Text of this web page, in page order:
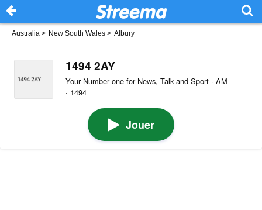
Australia > New South Wales > Albury
1494 2AY
Your Number one for News, Talk and Sport · AM
· 1494
Jouer